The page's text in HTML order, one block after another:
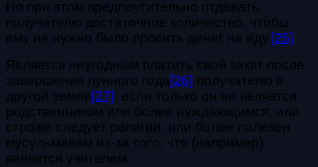
Но при этом предпочтительно отдавать
получателю достаточное количество, чтобы
ему не нужно было просить денег на еду. [25]
Является неугодным платить свой закят после
завершения лунного года [26] получателю в
другой земле [27], если только он не является
родственником или более нуждающимся, или
строже следует религии, или более полезен
мусульманам из-за того, что (например)
является учителем.